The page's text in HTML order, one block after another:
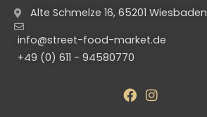
Alte Schmelze 16, 65201 Wiesbaden
info@street-food-market.de
+49 (0) 611 - 94580770